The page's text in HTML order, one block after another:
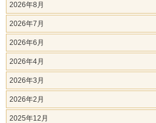
2026年8月
2026年7月
2026年6月
2026年4月
2026年3月
2026年2月
2025年12月